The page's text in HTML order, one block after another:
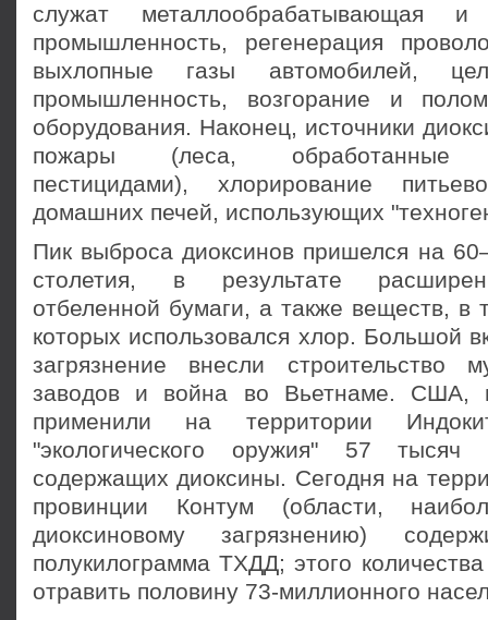
служат металлообрабатывающая и
промышленность, регенерация
выхлопные газы автомобилей,
промышленность, возгорание и
оборудования. Наконец, источники
пожары (леса, обработанные
пестицидами), хлорирование
домашних печей, использующих
Пик выброса диоксинов пришелся на
столетия, в результате
отбеленной бумаги, а также веществ, в
которых использовался хлор. Большой
загрязнение внесли строительство
заводов и война во Вьетнаме. США,
применили на территории
"экологического оружия" 57 тысяч
содержащих диоксины. Сегодня на
провинции Контум (области,
диоксиновому загрязнению)
полукилограмма ТХДД; этого
отравить половину 73-миллионного